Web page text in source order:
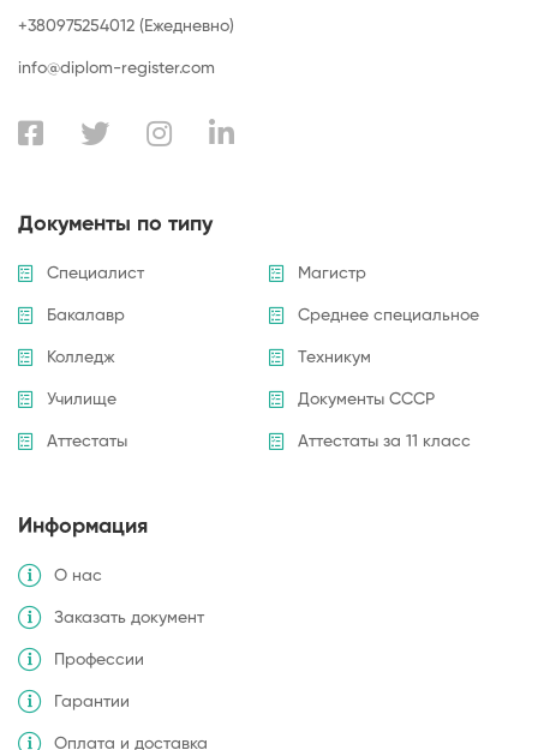
+380975254012 (Ежедневно)
info@diplom-register.com
Документы по типу
Специалист Магистр
Бакалавр Среднее специальное
Колледж Техникум
Училище Документы СССР
Аттестаты Аттестаты за 11 класс
Информация
О нас
Заказать документ
Профессии
Гарантии
Оплата и доставка